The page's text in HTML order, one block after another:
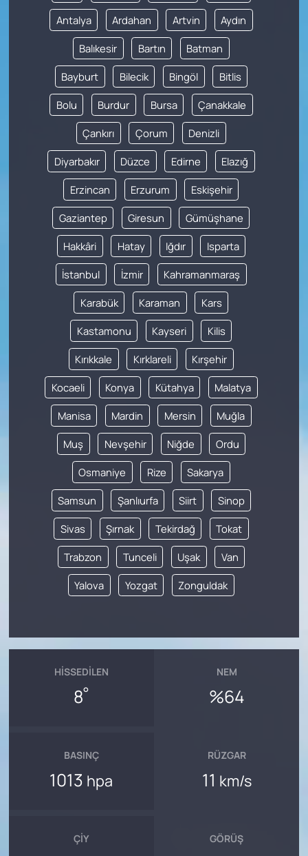
Antalya Ardahan Artvin Aydın
Balıkesir Bartın Batman
Bayburt Bilecik Bingöl Bitlis
Bolu Burdur Bursa Çanakkale
Çankırı Çorum Denizli
Diyarbakır Düzce Edirne Elazığ
Erzincan Erzurum Eskişehir
Gaziantep Giresun Gümüşhane
Hakkâri Hatay Iğdır Isparta
İstanbul İzmir Kahramanmaraş
Karabük Karaman Kars
Kastamonu Kayseri Kilis
Kırıkkale Kırklareli Kırşehir
Kocaeli Konya Kütahya Malatya
Manisa Mardin Mersin Muğla
Muş Nevşehir Niğde Ordu
Osmaniye Rize Sakarya
Samsun Şanlıurfa Siirt Sinop
Sivas Şırnak Tekirdağ Tokat
Trabzon Tunceli Uşak Van
Yalova Yozgat Zonguldak
HISSEDILEN
8°
NEM
%64
BASINÇ
1013 hpa
RÜZGAR
11 km/s
ÇIY GÖRÜŞ